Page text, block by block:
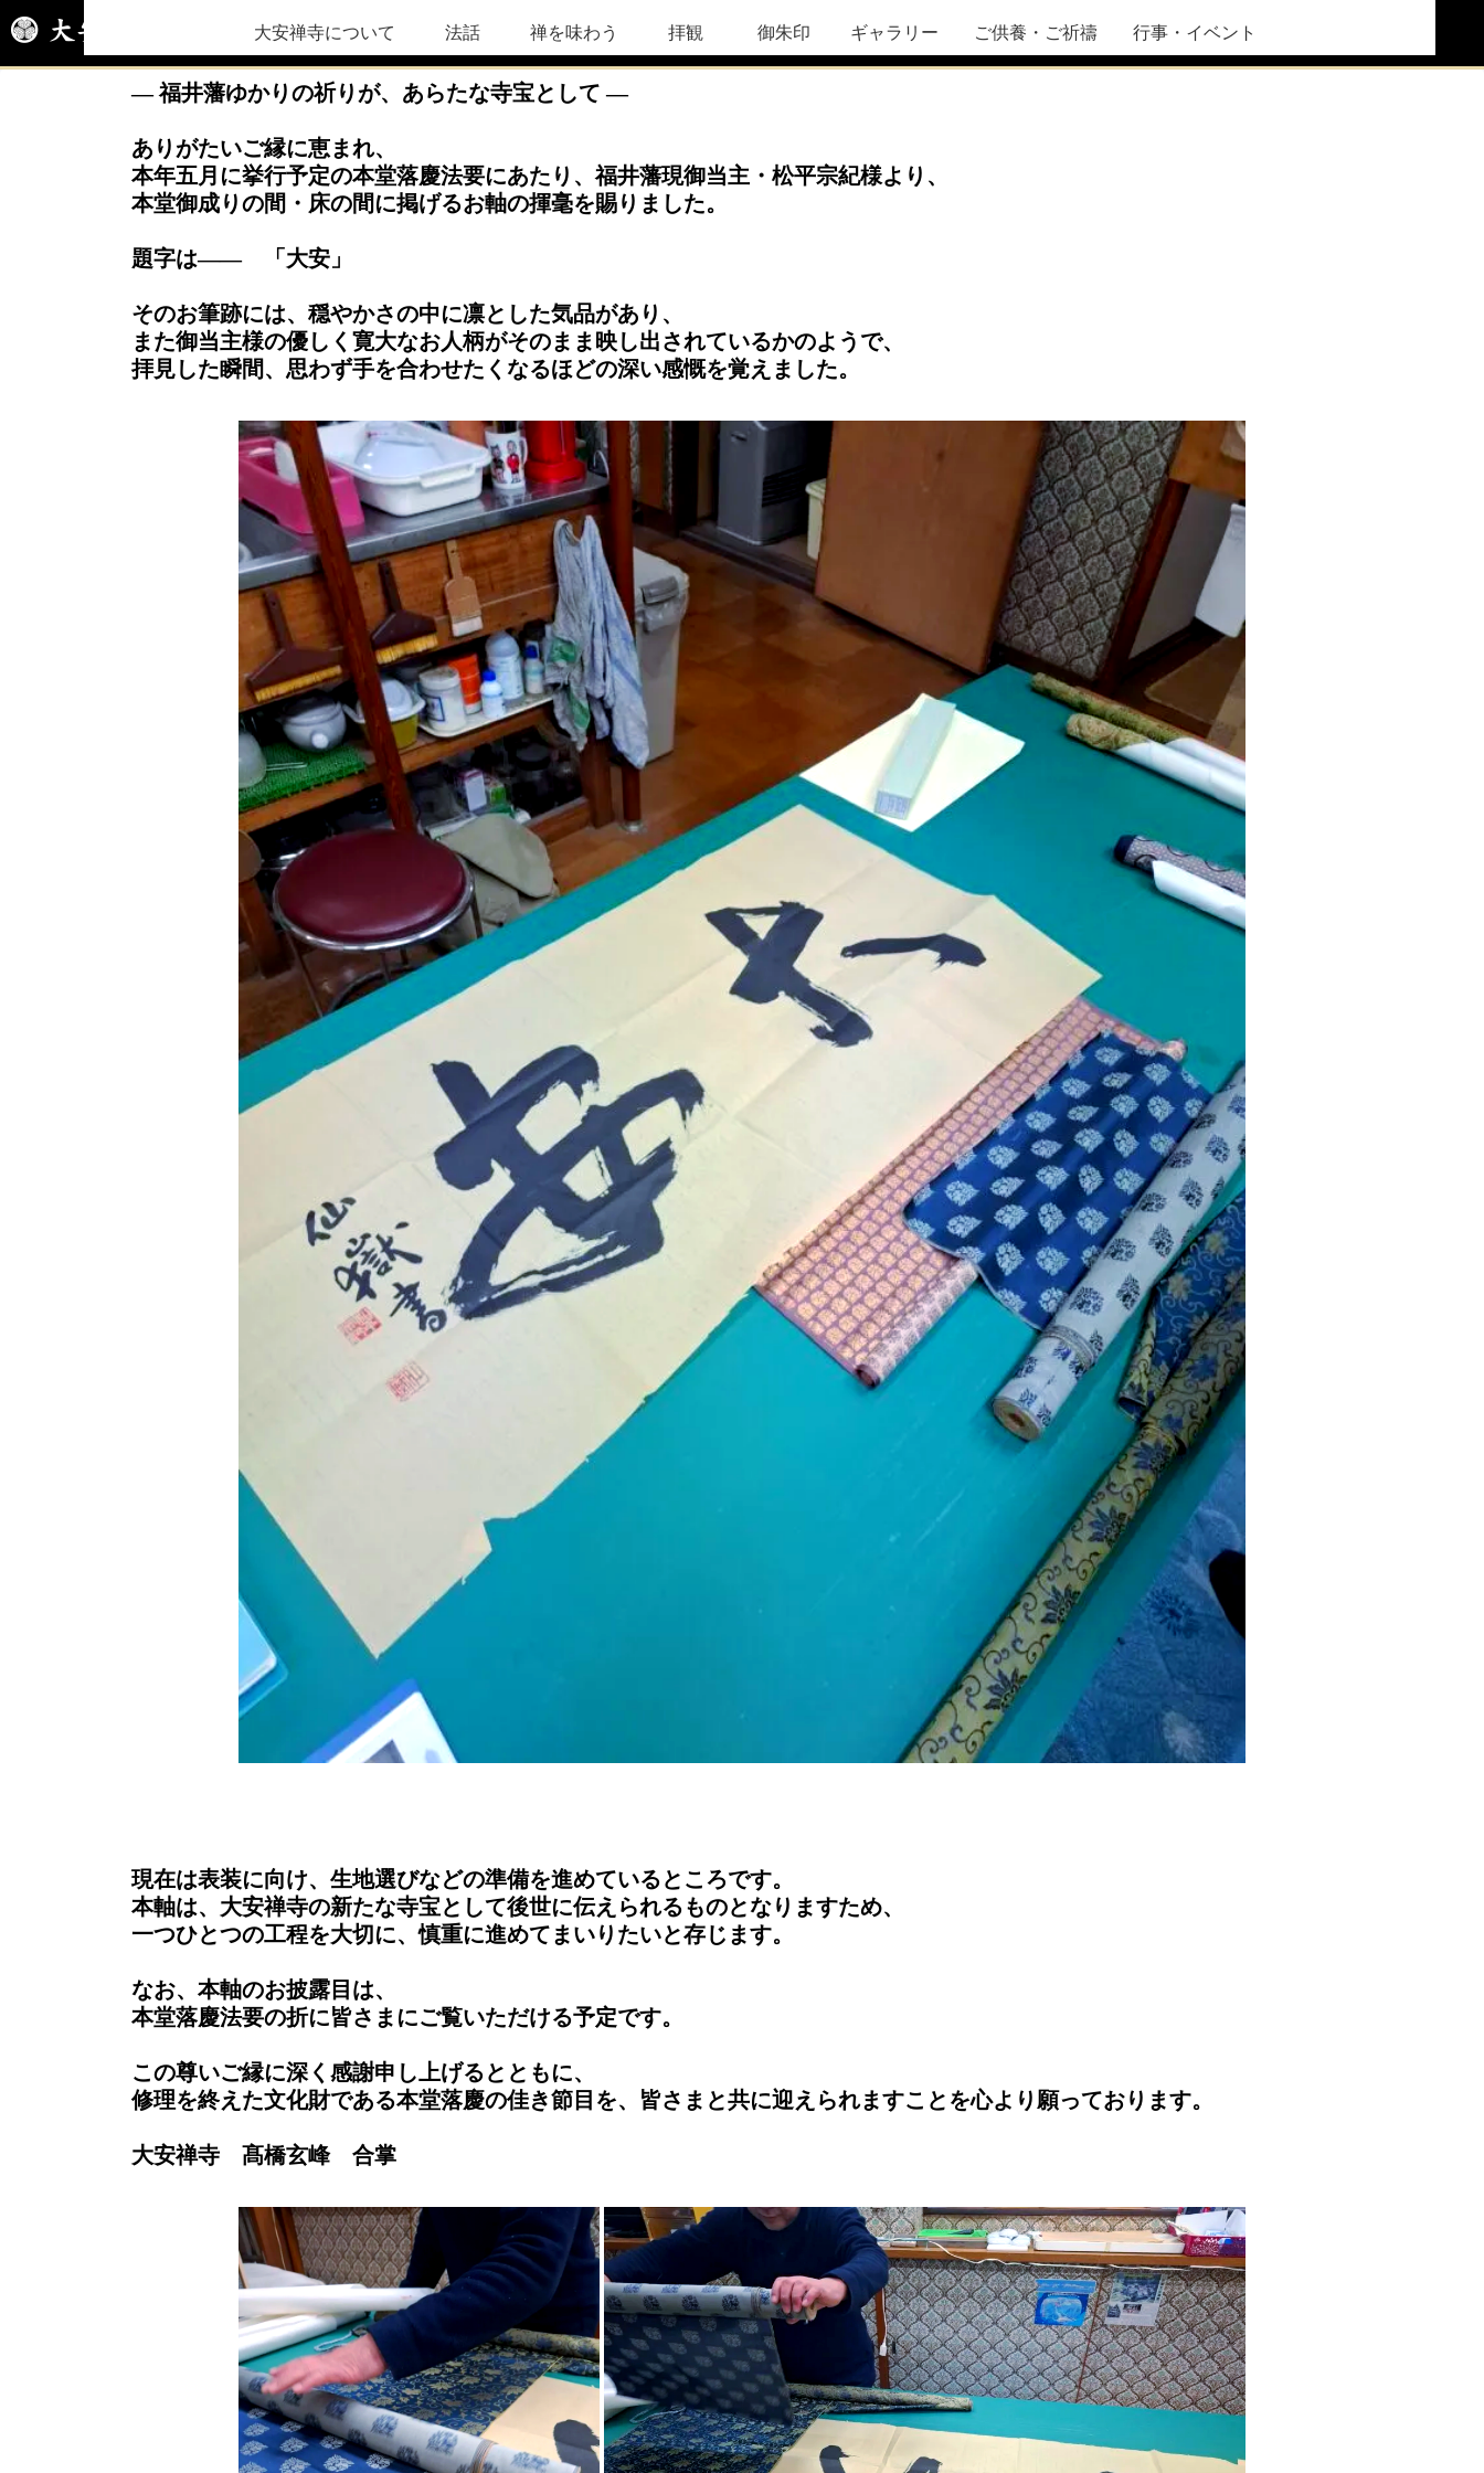
大安禅寺について 法話 禅を味わう 拝観 御朱印 ギャラリー ご供養・ご祈禱 行事・イベント
― 福井藩ゆかりの祈りが、あらたな寺宝として ―
ありがたいご縁に恵まれ、
本年五月に挙行予定の本堂落慶法要にあたり、福井藩現御当主・松平宗紀様より、
本堂御成りの間・床の間に掲げるお軸の揮毫を賜りました。
題字は―― 「大安」
そのお筆跡には、穏やかさの中に凛とした気品があり、
また御当主様の優しく寛大なお人柄がそのまま映し出されているかのようで、
拝見した瞬間、思わず手を合わせたくなるほどの深い感慨を覚えました。
現在は表装に向け、生地選びなどの準備を進めているところです。
本軸は、大安禅寺の新たな寺宝として後世に伝えられるものとなりますため、
一つひとつの工程を大切に、慎重に進めてまいりたいと存じます。
なお、本軸のお披露目は、
本堂落慶法要の折に皆さまにご覧いただける予定です。
この尊いご縁に深く感謝申し上げるとともに、
修理を終えた文化財である本堂落慶の佳き節目を、皆さまと共に迎えられますことを心より願っております。
大安禅寺 髙橋玄峰 合掌